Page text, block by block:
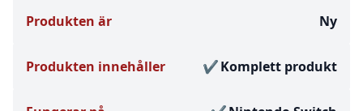
Produkten är Ny
Produkten innehåller Komplett produkt